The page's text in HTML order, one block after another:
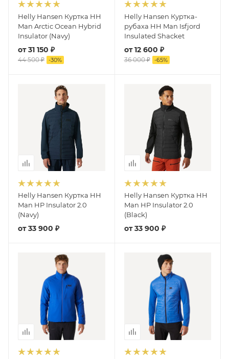
Helly Hansen Куртка HH
Man Arctic Ocean Hybrid
Insulator (Navy)
от31 150 ₽
44 500 ₽ -30%
Helly Hansen Куртка-
рубаха HH Man Isfjord
Insulated Shacket
от12 600 ₽
36 000 ₽ -65%
Helly Hansen Куртка HH
Man HP Insulator 2.0
(Navy)
от33 900 ₽
Helly Hansen Куртка HH
Man HP Insulator 2.0
(Black)
от33 900 ₽